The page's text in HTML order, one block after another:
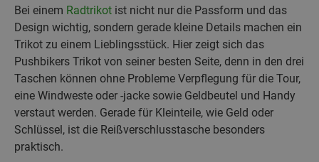
Bei einem Radtrikot ist nicht nur die Passform und das
Design wichtig, sondern gerade kleine Details machen ein
Trikot zu einem Lieblingsstück. Hier zeigt sich das
Pushbikers Trikot von seiner besten Seite, denn in den drei
Taschen können ohne Probleme Verpflegung für die Tour,
eine Windweste oder -jacke sowie Geldbeutel und Handy
verstaut werden. Gerade für Kleinteile, wie Geld oder
Schlüssel, ist die Reißverschlusstasche besonders
praktisch.